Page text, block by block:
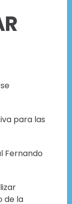
para las
Fernando
de la